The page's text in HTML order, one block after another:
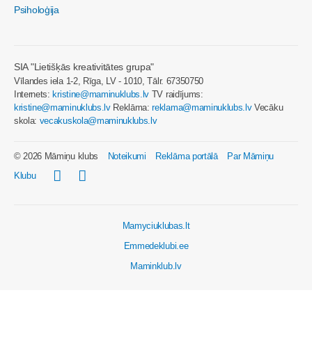
Psiholoģija
SIA "Lietišķās kreativitātes grupa"
Vīlandes iela 1-2, Rīga, LV - 1010, Tālr. 67350750
Internets: kristine@maminuklubs.lv TV raidījums:
kristine@maminuklubs.lvReklāma:reklama@maminuklubs.lvVecāku
skola: vecakuskola@maminuklubs.lv
© 2026 Māmiņu klubs Noteikumi Reklāma portālā
Par Māmiņu
Klubu
Mamyciuklubas.lt
Emmedeklubi.ee
Maminklub.lv